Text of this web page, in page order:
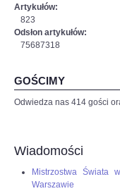
Artykułów:
823
Odsłon artykułów:
75687318
GOŚCIMY
Odwiedza nas 414 gości
Wiadomości
Mistrzostwa Świata
Warszawie